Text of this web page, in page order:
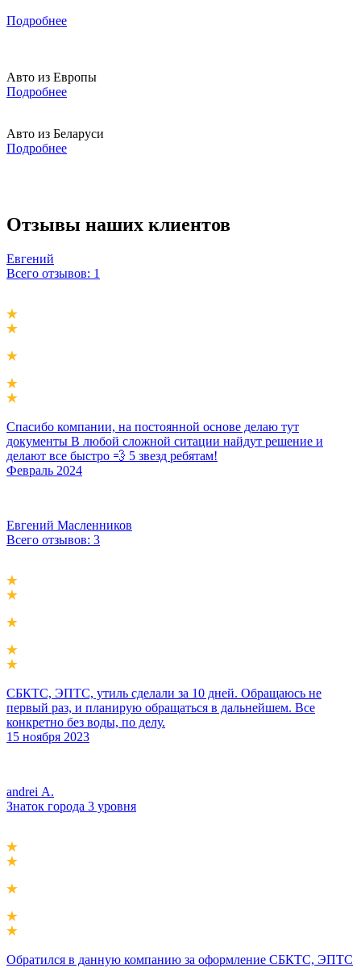
Подробнее
Авто из Европы
Подробнее
Авто из Беларуси
Подробнее
Отзывы наших клиентов
Евгений
Всего отзывов: 1
Спасибо компании, на постоянной основе делаю тут
документы В любой сложной ситации найдут решение и
делают все быстро 💨 5 звезд ребятам!
Февраль 2024
Евгений Масленников
Всего отзывов: 3
СБКТС, ЭПТС, утиль сделали за 10 дней. Обращаюсь не
первый раз, и планирую обращаться в дальнейшем. Все
конкретно без воды, по делу.
15 ноября 2023
andrei А.
Знаток города 3 уровня
Обратился в данную компанию за оформление СБКТС, ЭПТС